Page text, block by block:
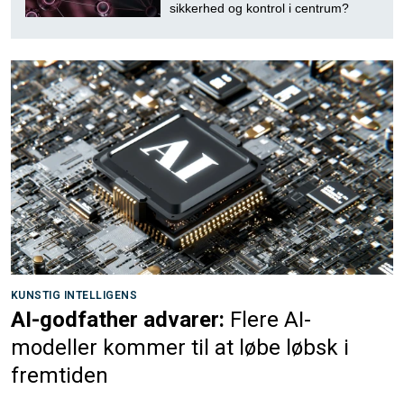
sikkerhed og kontrol i centrum?
KUNSTIG INTELLIGENS
AI-godfather advarer: Flere AI-
modeller kommer til at løbe løbsk i
fremtiden